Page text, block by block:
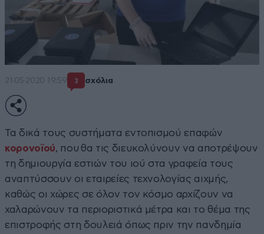
21·05·2020 19:59 3 σχόλια
Τα δικά τους συστήματα εντοπισμού επαφών
κορονοϊού, που θα τις διευκολύνουν να αποτρέψουν
τη δημιουργία εστιών του ιού στα γραφεία τους
αναπτύσσουν οι εταιρείες τεχνολογίας αιχμής,
καθώς οι χώρες σε όλον τον κόσμο αρχίζουν να
χαλαρώνουν τα περιοριστικά μέτρα και το θέμα της
επιστροφής στη δουλειά όπως πριν την πανδημία